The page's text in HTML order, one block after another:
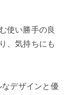
使い勝手の良
、気持ちにも
デザインと優